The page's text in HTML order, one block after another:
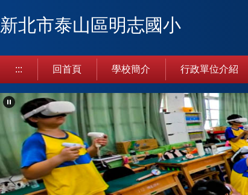
到
容
區
新北市泰山區明志國小
::: 回首頁 學校簡介 行政單位介紹